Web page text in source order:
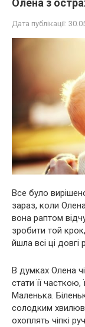
Олена з
Дата публікації:
Все було
зараз, коли
вона раптом
зробити той
йшла всі ці довгі
В думках Олена
стати її
Маленька.
солодким
охоплять чіпкі